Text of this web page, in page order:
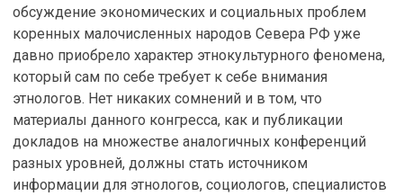
обсуждение экономических и социальных проблем
коренных малочисленных народов Севера РФ уже
давно приобрело характер этнокультурного феномена,
который сам по себе требует к себе внимания
этнологов. Нет никаких сомнений и в том, что
материалы данного конгресса, как и публикации
докладов на множестве аналогичных конференций
разных уровней, должны стать источником
информации для этнологов, социологов, специалистов